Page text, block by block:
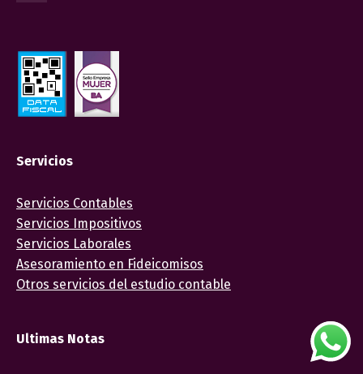
Servicios
Servicios Contables
Servicios Impositivos
Servicios Laborales
Asesoramiento en Fideicomisos
Otros servicios del estudio contable
Ultimas Notas